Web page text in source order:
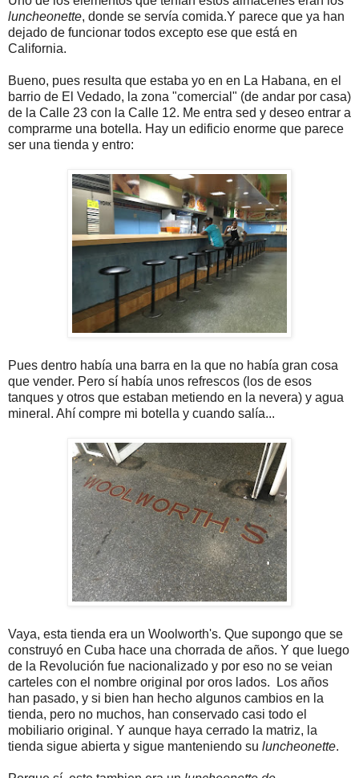
luncheonette, donde se servía comida.Y parece que ya han
dejado de funcionar todos excepto ese que está en
California.
Bueno, pues resulta que estaba yo en en La Habana, en el
barrio de El Vedado, la zona "comercial" (de andar por casa)
de la Calle 23 con la Calle 12. Me entra sed y deseo entrar a
comprarme una botella. Hay un edificio enorme que parece
ser una tienda y entro:
Pues dentro había una barra en la que no había gran cosa
que vender. Pero sí había unos refrescos (los de esos
tanques y otros que estaban metiendo en la nevera) y agua
mineral. Ahí compre mi botella y cuando salía...
Vaya, esta tienda era un Woolworth's. Que supongo que se
construyó en Cuba hace una chorrada de años. Y que luego
de la Revolución fue nacionalizado y por eso no se veian
carteles con el nombre original por oros lados. Los años
han pasado, y si bien han hecho algunos cambios en la
tienda, pero no muchos, han conservado casi todo el
mobiliario original. Y aunque haya cerrado la matriz, la
tienda sigue abierta y sigue manteniendo su luncheonette.